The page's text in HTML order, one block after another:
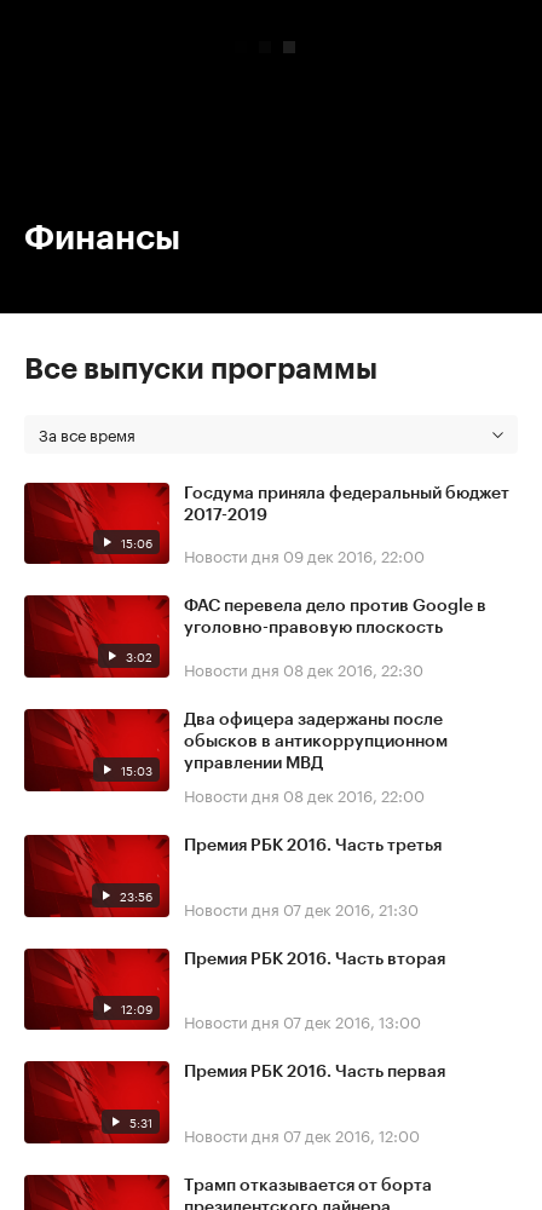
Финансы
Все выпуски программы
За все время
15:06
Госдума приняла федеральный бюджет
2017-2019
Новости дня 09 дек 2016, 22:00
3:02
ФАС перевела дело против Google в
уголовно-правовую плоскость
Новости дня 08 дек 2016, 22:30
15:03
Два офицера задержаны после
обысков в антикоррупционном
управлении МВД
Новости дня 08 дек 2016, 22:00
23:56
Премия РБК 2016. Часть третья
Новости дня 07 дек 2016, 21:30
12:09
Премия РБК 2016. Часть вторая
Новости дня 07 дек 2016, 13:00
5:31
Премия РБК 2016. Часть первая
Новости дня 07 дек 2016, 12:00
Трамп отказывается от борта